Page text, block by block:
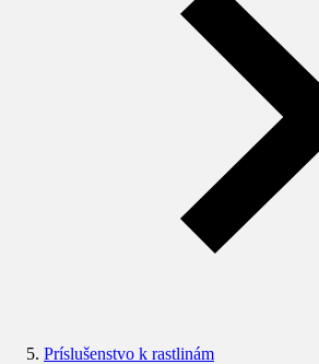
Príslušenstvo k rastlinám